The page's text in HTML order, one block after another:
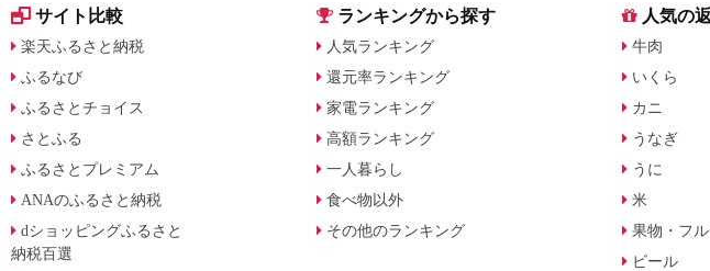
サイト比較
楽天ふるさと納税
ふるなび
ふるさとチョイス
さとふる
ふるさとプレミアム
ANAのふるさと納税
dショッピングふるさと
納税百選
ランキングから探す
人気ランキング
還元率ランキング
家電ランキング
高額ランキング
一人暮らし
食べ物以外
その他のランキング
人気の
牛肉
いくら
カニ
うなぎ
うに
米
果物・フ
ビール